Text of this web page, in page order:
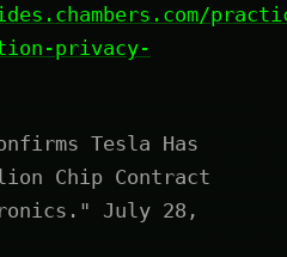
privacy-
Tesla Has
Chip Contract
July 28,